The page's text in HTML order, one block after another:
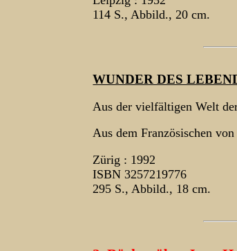
114 S., Abbild., 20 cm.
WUNDER DES
Aus der vielfältigen Welt
Aus dem Französischen
Zürig : 1992
ISBN 3257219776
295 S., Abbild., 18 cm.